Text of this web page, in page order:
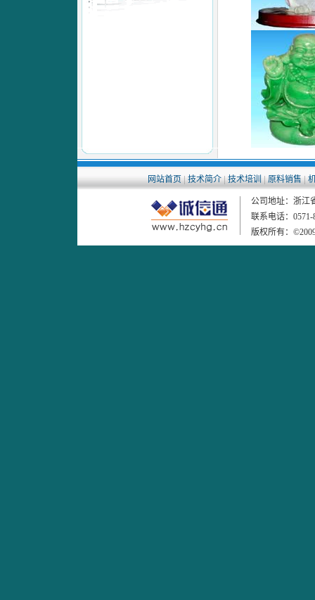
网站首页|技术简介|技术培训|原料销售|
公司地址：浙江
联系电话：0571-
版权所有：